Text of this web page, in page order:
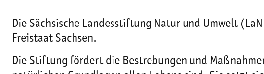
Die Sächsische Landesstiftung Natur und Umwelt
Freistaat Sachsen.
Die Stiftung fördert die Bestrebungen und